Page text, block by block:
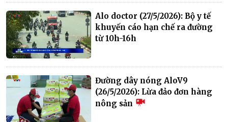
Alo doctor (27/5/2026): Bộ y tế
khuyến cáo hạn chế ra đường
từ 10h-16h
Đường dây nóng AloV9
(26/5/2026): Lừa đảo đơn hàng
nông sản